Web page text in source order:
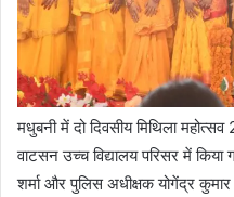
मधुबनी में दो दिवसीय मिथिला
वाटसन उच्च विद्यालय परिसर में
शर्मा और पुलिस अधीक्षक योगेंद्र